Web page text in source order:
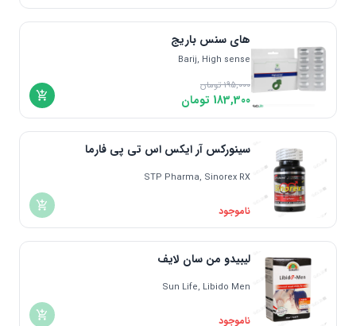
های سنس باریج
Barij, High sense
195,000تومان
183,300 تومان
سینورکس آر ایکس اس تی پی فارما
STP Pharma, Sinorex RX
ناموجود
لیبیدو من سان لایف
Sun Life, Libido Men
ناموجود